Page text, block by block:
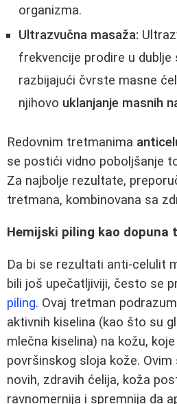
organizma.
Ultrazvučna masaža:
frekvencije prodire u dublje
razbijajući čvrste masne
njihovo uklanjanje masnih
Redovnim tretmanima
se postići vidno poboljšanje
Za najbolje rezultate,
tretmana, kombinovana sa
Hemijski piling kao dopuna
Da bi se rezultati anti-celulit
bili još upečatljiviji, često se
piling. Ovaj tretman
aktivnih kiselina (kao što su
mlečna kiselina) na kožu,
površinskog sloja kože.
novih, zdravih ćelija, koža
ravnomernija i spremnija da